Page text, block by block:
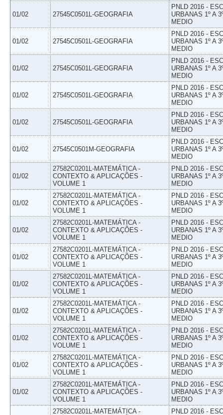
01/02 27545C0501L-GEOGRAFIA
PNLD 2016 -
URBANAS 1º A
MEDIO
01/02 27545C0501L-GEOGRAFIA
PNLD 2016 -
URBANAS 1º A
MEDIO
01/02 27545C0501L-GEOGRAFIA
PNLD 2016 -
URBANAS 1º A
MEDIO
01/02 27545C0501L-GEOGRAFIA
PNLD 2016 -
URBANAS 1º A
MEDIO
01/02 27545C0501L-GEOGRAFIA
PNLD 2016 -
URBANAS 1º A
MEDIO
01/02 27545C0501M-GEOGRAFIA
PNLD 2016 -
URBANAS 1º A
MEDIO
01/02
27582C0201L-MATEMÁTICA -
CONTEXTO & APLICAÇÕES -
VOLUME 1
PNLD 2016 -
URBANAS 1º A
MEDIO
01/02
27582C0201L-MATEMÁTICA -
CONTEXTO & APLICAÇÕES -
VOLUME 1
PNLD 2016 -
URBANAS 1º A
MEDIO
01/02
27582C0201L-MATEMÁTICA -
CONTEXTO & APLICAÇÕES -
VOLUME 1
PNLD 2016 -
URBANAS 1º A
MEDIO
01/02
27582C0201L-MATEMÁTICA -
CONTEXTO & APLICAÇÕES -
VOLUME 1
PNLD 2016 -
URBANAS 1º A
MEDIO
01/02
27582C0201L-MATEMÁTICA -
CONTEXTO & APLICAÇÕES -
VOLUME 1
PNLD 2016 -
URBANAS 1º A
MEDIO
01/02
27582C0201L-MATEMÁTICA -
CONTEXTO & APLICAÇÕES -
VOLUME 1
PNLD 2016 -
URBANAS 1º A
MEDIO
01/02
27582C0201L-MATEMÁTICA -
CONTEXTO & APLICAÇÕES -
VOLUME 1
PNLD 2016 -
URBANAS 1º A
MEDIO
01/02
27582C0201L-MATEMÁTICA -
CONTEXTO & APLICAÇÕES -
VOLUME 1
PNLD 2016 -
URBANAS 1º A
MEDIO
01/02
27582C0201L-MATEMÁTICA -
CONTEXTO & APLICAÇÕES -
VOLUME 1
PNLD 2016 -
URBANAS 1º A
MEDIO
27582C0201L-MATEMÁTICA -
PNLD 2016 -